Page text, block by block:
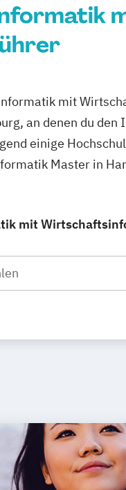
mit
an denen du
einige
Master in
mit